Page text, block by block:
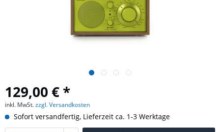
129,00 € *
inkl. MwSt.zzgl. Versandkosten
Sofort versandfertig, Lieferzeit ca. 1-3 Werktage